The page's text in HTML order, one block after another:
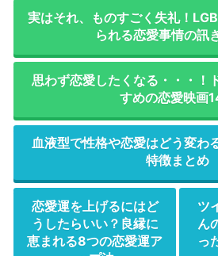
実はそれ、ものすごく失礼！
られる恋愛事情の訊
思わず恋愛したくなる・・・！
すめの恋愛映画
血液型で性格や恋愛はどう変わ
特徴まとめ
恋愛運を上げるにはど
うしたらいい？良縁に
恵まれる8つの恋愛運ア
ツ
ん
っ